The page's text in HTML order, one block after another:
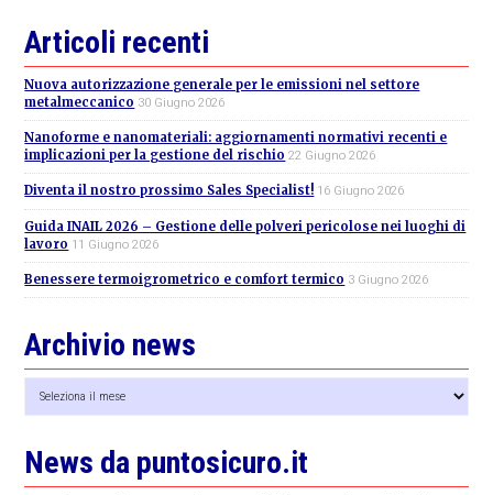
Articoli recenti
Nuova autorizzazione generale per le emissioni nel settore
metalmeccanico 30 Giugno 2026
Nanoforme e nanomateriali: aggiornamenti normativi recenti e
implicazioni per la gestione del rischio 22 Giugno 2026
Diventa il nostro prossimo Sales Specialist! 16 Giugno 2026
Guida INAIL 2026 – Gestione delle polveri pericolose nei luoghi di
lavoro 11 Giugno 2026
Benessere termoigrometrico e comfort termico 3 Giugno 2026
Archivio news
news
News da puntosicuro.it